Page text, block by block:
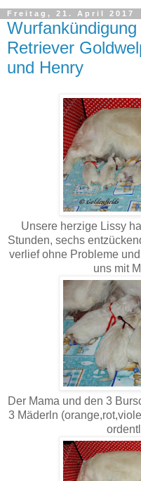
Freitag, 21. April 2017
Retriever
und Henry
Unsere herzige Lissy
Stunden, sechs
verlief ohne Probleme
uns mit
Der Mama und den 3
3 Mäderln